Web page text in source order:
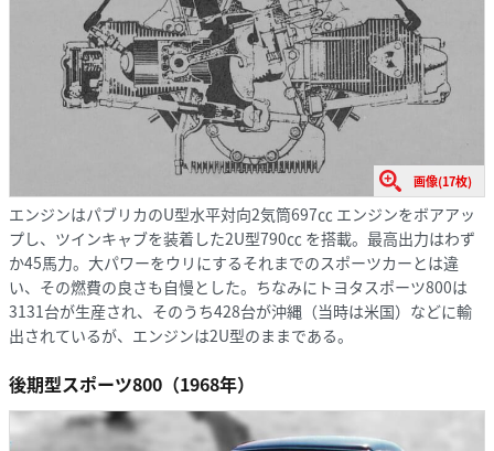
画像(17枚)
エンジンはパブリカのU型水平対向2気筒697㏄ エンジンをボアアッ
プし、ツインキャブを装着した2U型790㏄ を搭載。最高出力はわず
か45馬力。大パワーをウリにするそれまでのスポーツカーとは違
い、その燃費の良さも自慢とした。ちなみにトヨタスポーツ800は
3131台が生産され、そのうち428台が沖縄（当時は米国）などに輸
出されているが、エンジンは2U型のままである。
後期型スポーツ800（1968年）